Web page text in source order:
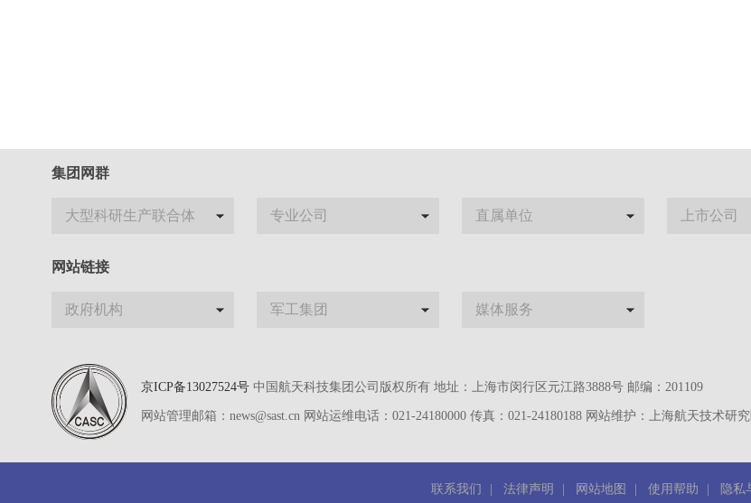
集团网群
大型科研生产联合体 专业公司 直属单位 上市公司
网站链接
政府机构 军工集团 媒体服务
京ICP备13027524号 中国航天科技集团公司版权所有 地址：上海市闵行区元江路3888号 邮编：201109
网站管理邮箱：news@sast.cn 网站运维电话：021-24180000 传真：021-24180188 网站维护：上海航天技术研
联系我们 法律声明 网站地图 使用帮助 隐私